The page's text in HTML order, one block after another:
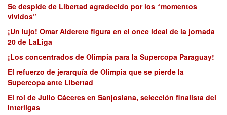
Se despide de Libertad agradecido por los “momentos
vividos”
¡Un lujo! Omar Alderete figura en el once ideal de la jornada
20 de LaLiga
¡Los concentrados de Olimpia para la Supercopa Paraguay!
El refuerzo de jerarquía de Olimpia que se pierde la
Supercopa ante Libertad
El rol de Julio Cáceres en Sanjosiana, selección finalista del
Interligas